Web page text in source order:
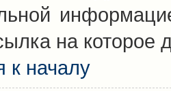
на
к началу